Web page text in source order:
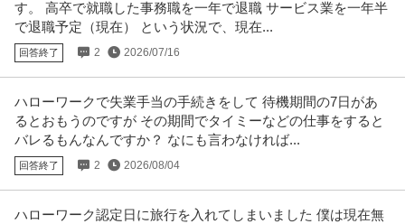
す。 高卒で就職した事務職を一年で退職 サービス業を一年半
で退職予定（現在） という状況で、現在...
回答終了 2 2026/07/16
ハローワークで失業手当の手続きをして 待機期間の7日があ
るとおもうのですが その期間でタイミーなどの仕事をすると
バレるもんなんですか？ なにも言わなければ...
回答終了 2 2026/08/04
ハローワーク認定日に旅行を入れてしまいました 僕は現在無